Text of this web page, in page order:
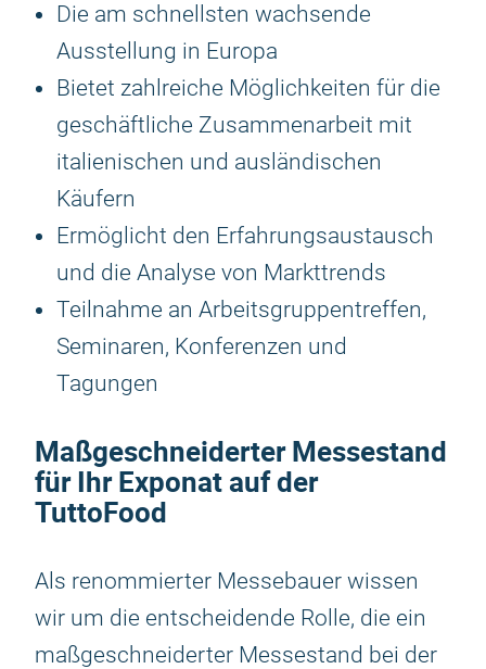
Die am schnellsten wachsende
Ausstellung in Europa
Bietet zahlreiche Möglichkeiten für die
geschäftliche Zusammenarbeit mit
italienischen und ausländischen
Käufern
Ermöglicht den Erfahrungsaustausch
und die Analyse von Markttrends
Teilnahme an Arbeitsgruppentreffen,
Seminaren, Konferenzen und
Tagungen
Maßgeschneiderter Messestand
für Ihr Exponat auf der
TuttoFood
Als renommierter Messebauer wissen
wir um die entscheidende Rolle, die ein
maßgeschneiderter Messestand bei der